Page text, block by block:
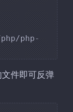
php-
件即可反弹